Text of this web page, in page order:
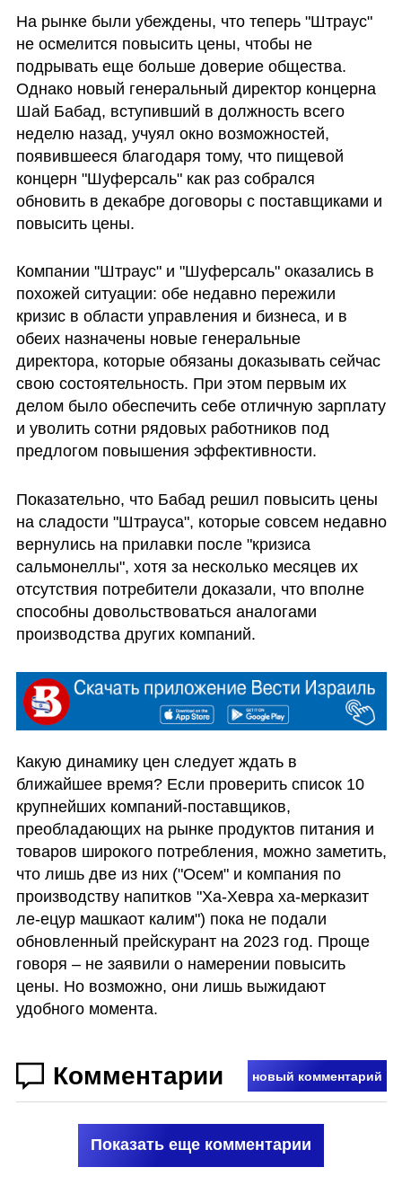
На рынке были убеждены, что теперь "Штраус"
не осмелится повысить цены, чтобы не
подрывать еще больше доверие общества.
Однако новый генеральный директор концерна
Шай Бабад, вступивший в должность всего
неделю назад, учуял окно возможностей,
появившееся благодаря тому, что пищевой
концерн "Шуферсаль" как раз собрался
обновить в декабре договоры с поставщиками и
повысить цены.
Компании "Штраус" и "Шуферсаль" оказались в
похожей ситуации: обе недавно пережили
кризис в области управления и бизнеса, и в
обеих назначены новые генеральные
директора, которые обязаны доказывать сейчас
свою состоятельность. При этом первым их
делом было обеспечить себе отличную зарплату
и уволить сотни рядовых работников под
предлогом повышения эффективности.
Показательно, что Бабад решил повысить цены
на сладости "Штрауса", которые совсем недавно
вернулись на прилавки после "кризиса
сальмонеллы", хотя за несколько месяцев их
отсутствия потребители доказали, что вполне
способны довольствоваться аналогами
производства других компаний.
Какую динамику цен следует ждать в
ближайшее время? Если проверить список 10
крупнейших компаний-поставщиков,
преобладающих на рынке продуктов питания и
товаров широкого потребления, можно заметить,
что лишь две из них ("Осем" и компания по
производству напитков "Ха-Хевра ха-мерказит
ле-ецур машкаот калим") пока не подали
обновленный прейскурант на 2023 год. Проще
говоря – не заявили о намерении повысить
цены. Но возможно, они лишь выжидают
удобного момента.
Комментарии новый комментарий
Показать еще комментарии